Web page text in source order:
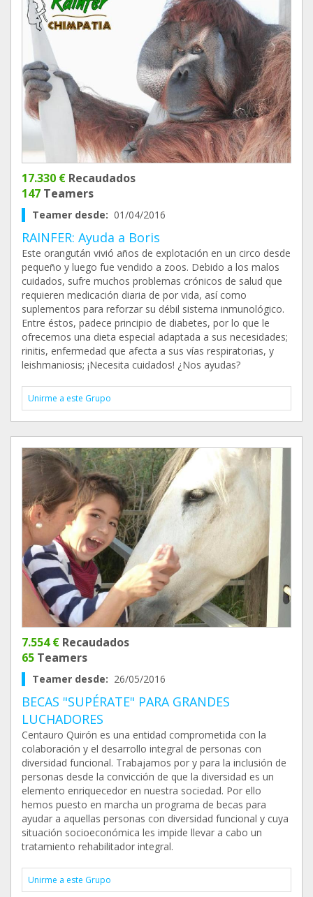
17.330 € Recaudados
147 Teamers
Teamer desde: 01/04/2016
RAINFER: Ayuda a Boris
Este orangután vivió años de explotación en un circo desde
pequeño y luego fue vendido a zoos. Debido a los malos
cuidados, sufre muchos problemas crónicos de salud que
requieren medicación diaria de por vida, así como
suplementos para reforzar su débil sistema inmunológico.
Entre éstos, padece principio de diabetes, por lo que le
ofrecemos una dieta especial adaptada a sus necesidades;
rinitis, enfermedad que afecta a sus vías respiratorias, y
leishmaniosis; ¡Necesita cuidados! ¿Nos ayudas?
Unirme a este Grupo
7.554 € Recaudados
65 Teamers
Teamer desde: 26/05/2016
BECAS "SUPÉRATE" PARA GRANDES
LUCHADORES
Centauro Quirón es una entidad comprometida con la
colaboración y el desarrollo integral de personas con
diversidad funcional. Trabajamos por y para la inclusión de
personas desde la convicción de que la diversidad es un
elemento enriquecedor en nuestra sociedad. Por ello
hemos puesto en marcha un programa de becas para
ayudar a aquellas personas con diversidad funcional y cuya
situación socioeconómica les impide llevar a cabo un
tratamiento rehabilitador integral.
Unirme a este Grupo